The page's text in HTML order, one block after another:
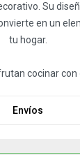
Su
en un
tu hogar.
cocinar con
Envíos